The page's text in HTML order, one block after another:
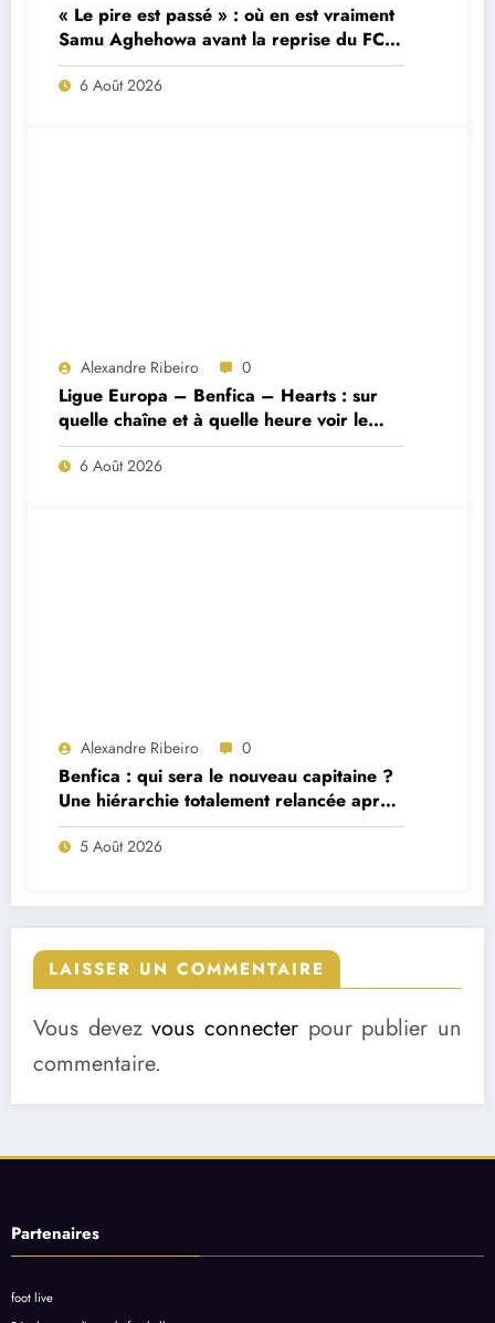
« Le pire est passé » : où en est vraiment
Samu Aghehowa avant la reprise du FC
Porto ?
6 Août 2026
Alexandre Ribeiro 0
Ligue Europa – Benfica – Hearts : sur
quelle chaîne et à quelle heure voir le
match ?
6 Août 2026
Alexandre Ribeiro 0
Benfica : qui sera le nouveau capitaine ?
Une hiérarchie totalement relancée après
deux départs majeurs
5 Août 2026
LAISSER UN COMMENTAIRE
Vous devezvous connecter pour publier un
commentaire.
Partenaires
foot live